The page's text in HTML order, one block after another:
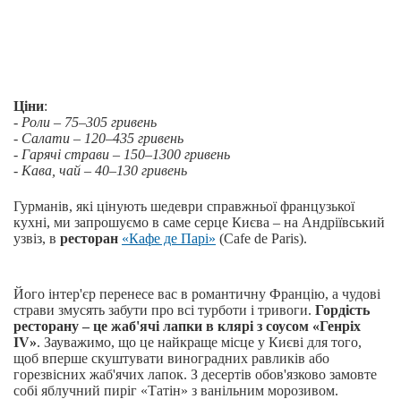
Ціни:
- Роли – 75–305 гривень
- Салати – 120–435 гривень
- Гарячі страви – 150–1300 гривень
- Кава, чай – 40–130 гривень
Гурманів, які цінують шедеври справжньої французької
кухні, ми запрошуємо в саме серце Києва – на Андріївський
узвіз, в ресторан «Кафе де Парі» (Cafe de Paris).
Його інтер'єр перенесе вас в романтичну Францію, а чудові
страви змусять забути про всі турботи і тривоги. Гордість
ресторану – це жаб'ячі лапки в клярі з соусом «Генріх
IV». Зауважимо, що це найкраще місце у Києві для того,
щоб вперше скуштувати виноградних равликів або
горезвісних жаб'ячих лапок. З десертів обов'язково замовте
собі яблучний пиріг «Татін» з ванільним морозивом.